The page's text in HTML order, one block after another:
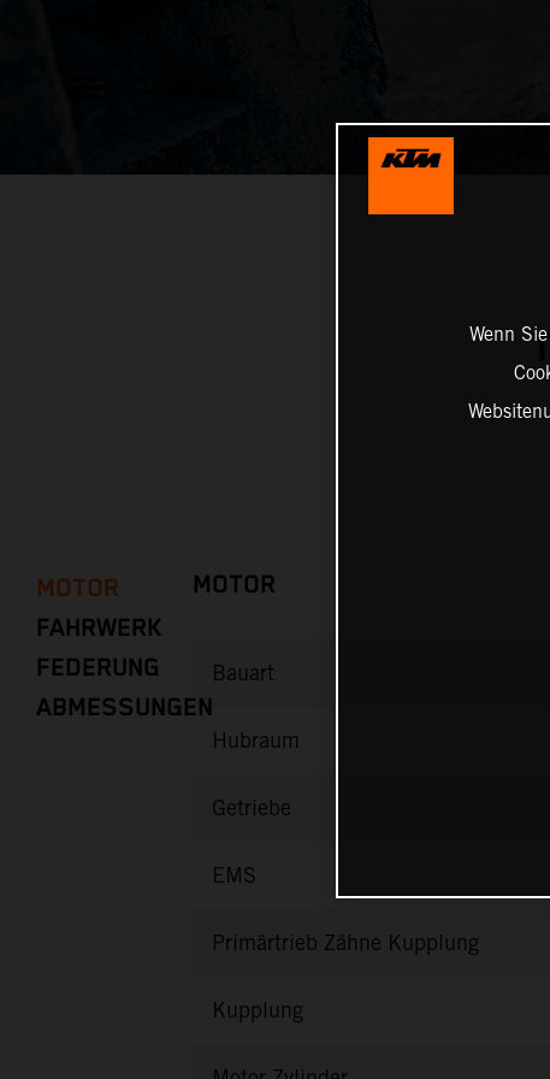
MOTOR
FAHRWERK
FEDERUNG
ABMESSUNGEN
MOTOR
Bauart
Hubraum
Getriebe
EMS
Primärtrieb Zähne Kupplung
Kupplung
Wenn